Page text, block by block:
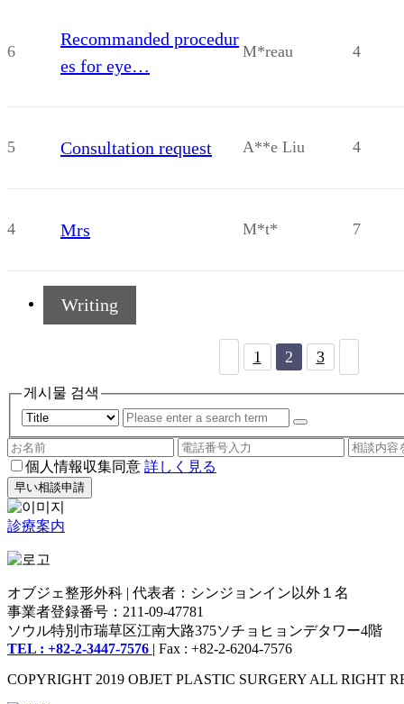
6
Recommanded procedur
es for eye…
M*reau 4
5 Consultation request A**e Liu 4
4 Mrs M*t* 7
Writing
1 2 3
게시물 검색
個人情報収集同意 詳しく見る
早い相談申請
診療案内
オブジェ整形外科 | 代表者：シンジョンイン以外１名
事業者登録番号：211-09-47781
ソウル特別市瑞草区江南大路375ソチョヒョンデタワー4階
TEL : +82-2-3447-7576 | Fax : +82-2-6204-7576
COPYRIGHT 2019 OBJET PLASTIC SURGERY ALL RIGHT